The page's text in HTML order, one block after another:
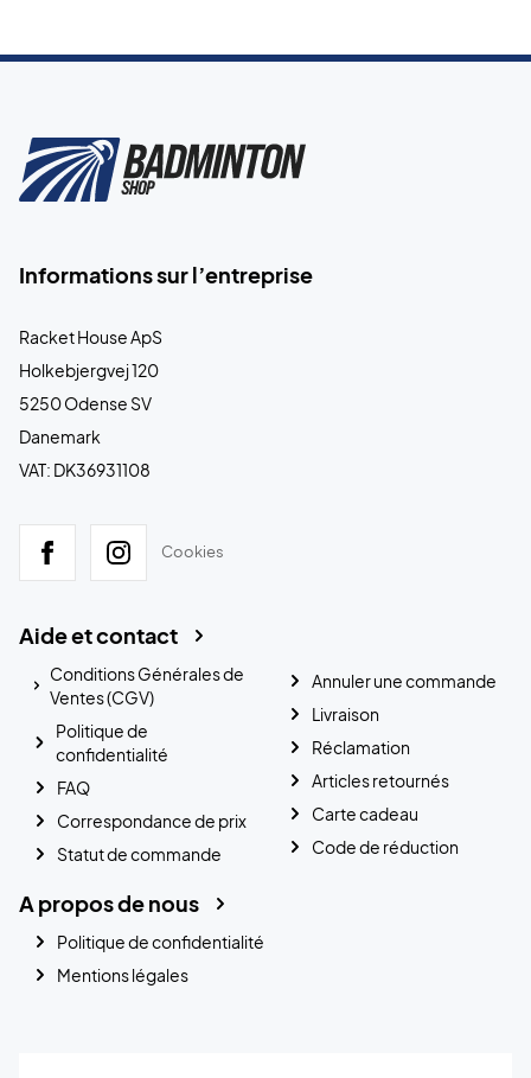
Informations sur l’entreprise
Racket House ApS
Holkebjergvej 120
5250 Odense SV
Danemark
VAT: DK36931108
Cookies
Aide et contact
Conditions Générales de
Ventes (CGV)
Politique de
confidentialité
FAQ
Correspondance de prix
Statut de commande
Annuler une commande
Livraison
Réclamation
Articles retournés
Carte cadeau
Code de réduction
A propos de nous
Politique de confidentialité
Mentions légales